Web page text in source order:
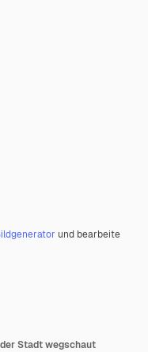
und bearbeite
Stadt wegschaut